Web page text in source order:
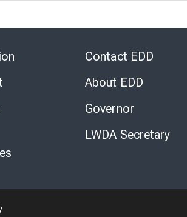
Contact EDD
About EDD
Governor
LWDA Secretary